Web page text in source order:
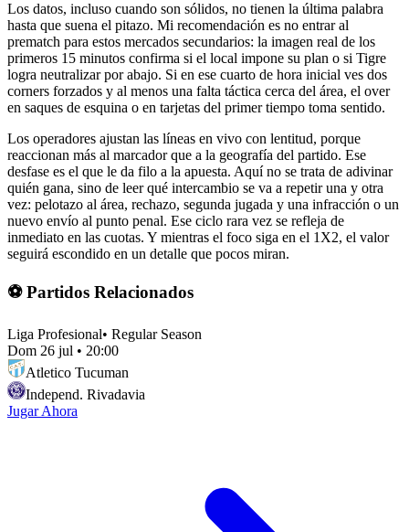
Los datos, incluso cuando son sólidos, no tienen la última palabra
hasta que suena el pitazo. Mi recomendación es no entrar al
prematch para estos mercados secundarios: la imagen real de los
primeros 15 minutos confirma si el local impone su plan o si Tigre
logra neutralizar por abajo. Si en ese cuarto de hora inicial ves dos
corners forzados y al menos una falta táctica cerca del área, el over
en saques de esquina o en tarjetas del primer tiempo toma sentido.
Los operadores ajustan las líneas en vivo con lentitud, porque
reaccionan más al marcador que a la geografía del partido. Ese
desfase es el que le da filo a la apuesta. Aquí no se trata de adivinar
quién gana, sino de leer qué intercambio se va a repetir una y otra
vez: pelotazo al área, rechazo, segunda jugada y una infracción o un
nuevo envío al punto penal. Ese ciclo rara vez se refleja de
inmediato en las cuotas. Y mientras el foco siga en el 1X2, el valor
seguirá escondido en un detalle que pocos miran.
⚽ Partidos Relacionados
Liga Profesional• Regular Season
Dom 26 jul • 20:00
Atletico Tucuman
Independ. Rivadavia
Jugar Ahora